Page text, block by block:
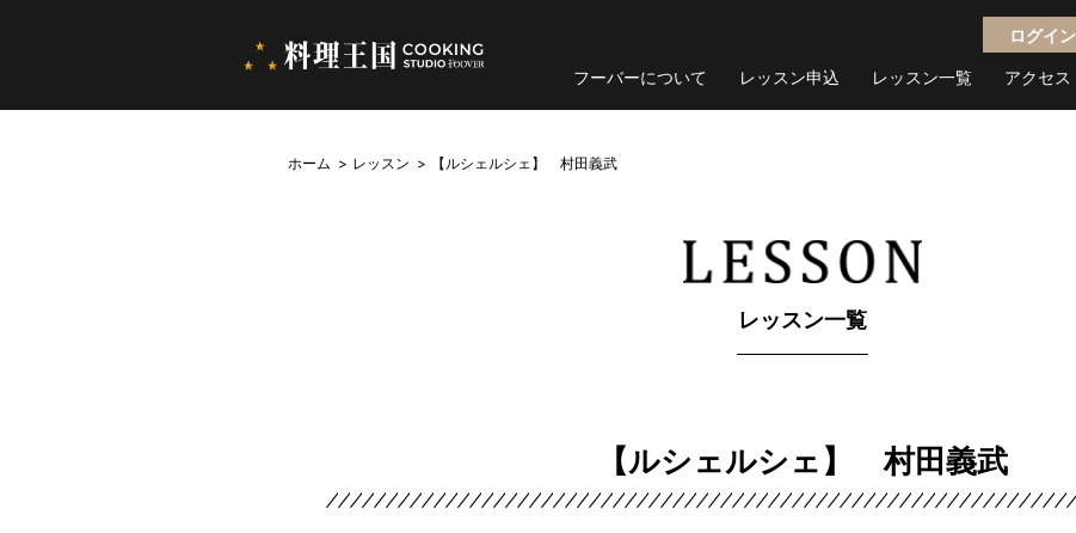
ログイン
フーバーについて レッスン申込 レッスン一覧 アクセス
ホーム レッスン 【ルシェルシェ】 村田義武
レッスン一覧
【ルシェルシェ】 村田義武